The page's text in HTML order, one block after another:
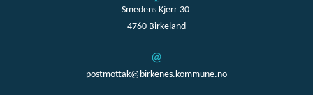
Smedens Kjerr 30
4760 Birkeland
postmottak@birkenes.kommune.no